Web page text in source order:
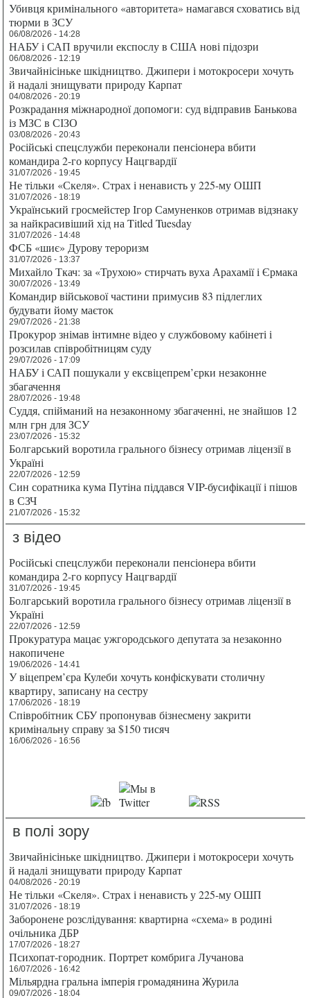
Убивця кримінального «авторитета» намагався сховатись від
тюрми в ЗСУ
06/08/2026 - 14:28
НАБУ і САП вручили експослу в США нові підозри
06/08/2026 - 12:19
Звичайнісіньке шкідництво. Джипери і мотокросери хочуть
й надалі знищувати природу Карпат
04/08/2026 - 20:19
Розкрадання міжнародної допомоги: суд відправив Банькова
із МЗС в СІЗО
03/08/2026 - 20:43
Російські спецслужби переконали пенсіонера вбити
командира 2-го корпусу Нацгвардії
31/07/2026 - 19:45
Не тільки «Скеля». Страх і ненависть у 225-му ОШП
31/07/2026 - 18:19
Український гросмейстер Ігор Самуненков отримав відзнаку
за найкрасивіший хід на Titled Tuesday
31/07/2026 - 14:48
ФСБ «шиє» Дурову тероризм
31/07/2026 - 13:37
Михайло Ткач: за «Трухою» стирчать вуха Арахамії і Єрмака
30/07/2026 - 13:49
Командир військової частини примусив 83 підлеглих
будувати йому маєток
29/07/2026 - 21:38
Прокурор знімав інтимне відео у службовому кабінеті і
розсилав співробітницям суду
29/07/2026 - 17:09
НАБУ і САП пошукали у ексвіцепрем’єрки незаконне
збагачення
28/07/2026 - 19:48
Суддя, спійманий на незаконному збагаченні, не знайшов 12
млн грн для ЗСУ
23/07/2026 - 15:32
Болгарський воротила грального бізнесу отримав ліцензії в
Україні
22/07/2026 - 12:59
Син соратника кума Путіна піддався VIP-бусифікації і пішов
в СЗЧ
21/07/2026 - 15:32
з відео
Російські спецслужби переконали пенсіонера вбити
командира 2-го корпусу Нацгвардії
31/07/2026 - 19:45
Болгарський воротила грального бізнесу отримав ліцензії в
Україні
22/07/2026 - 12:59
Прокуратура мацає ужгородського депутата за незаконно
накопичене
19/06/2026 - 14:41
У віцепрем’єра Кулеби хочуть конфіскувати столичну
квартиру, записану на сестру
17/06/2026 - 18:19
Співробітник СБУ пропонував бізнесмену закрити
кримінальну справу за $150 тисяч
16/06/2026 - 16:56
в полі зору
Звичайнісіньке шкідництво. Джипери і мотокросери хочуть
й надалі знищувати природу Карпат
04/08/2026 - 20:19
Не тільки «Скеля». Страх і ненависть у 225-му ОШП
31/07/2026 - 18:19
Заборонене розслідування: квартирна «схема» в родині
очільника ДБР
17/07/2026 - 18:27
Психопат-городник. Портрет комбрига Лучанова
16/07/2026 - 16:42
Мільярдна гральна імперія громадянина Журила
09/07/2026 - 18:04